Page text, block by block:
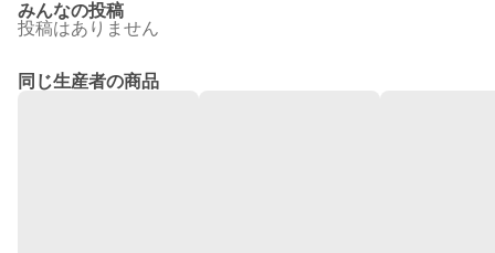
みんなの投稿
投稿はありません
同じ生産者の商品